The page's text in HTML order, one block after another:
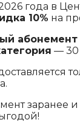
года в
10% на
абонемент
— 30
заранее